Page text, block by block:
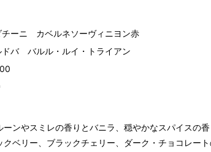
チーニ カベルネソーヴィニヨン赤
ドバ バルル・ルイ・トライアン
ンやスミレの香りとバニラ、穏やかなスパイスの
ベリー、ブラックチェリー、ダーク・チョコレー